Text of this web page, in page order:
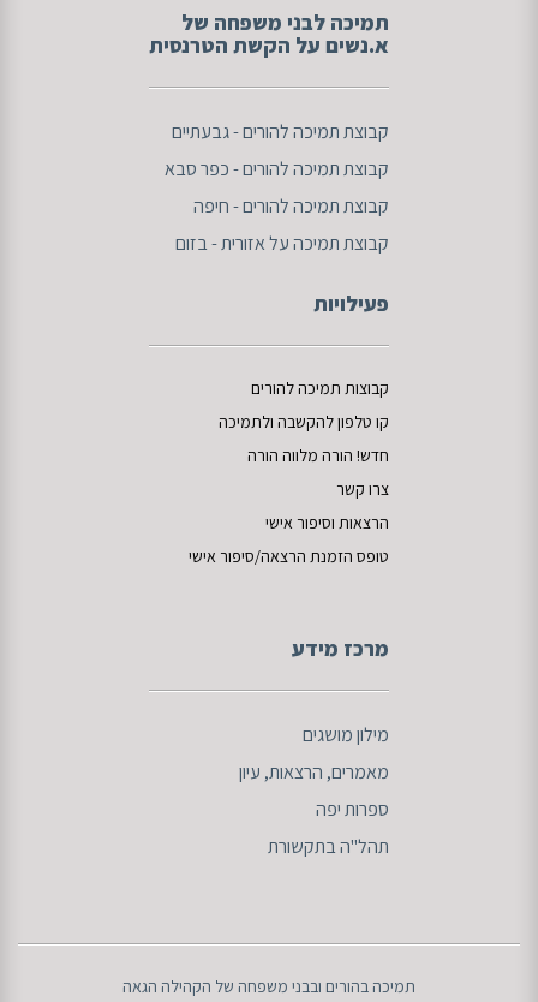
תמיכה לבני משפחה של
א.נשים על הקשת הטרנסית
קבוצת תמיכה להורים - גבעתיים
קבוצת תמיכה להורים - כפר סבא
קבוצת תמיכה להורים - חיפה
קבוצת תמיכה על אזורית - בזום
פעילויות
קבוצות תמיכה להורים
קו טלפון להקשבה ולתמיכה
חדש! הורה מלווה הורה
צרו קשר
הרצאות וסיפור אישי
טופס הזמנת הרצאה/סיפור אישי
מרכז מידע
מילון מושגים
מאמרים, הרצאות, עיון
ספרותיפה
תהל"ה בתקשורת
תמיכה בהורים ובבני משפחה של הקהילה הגאה